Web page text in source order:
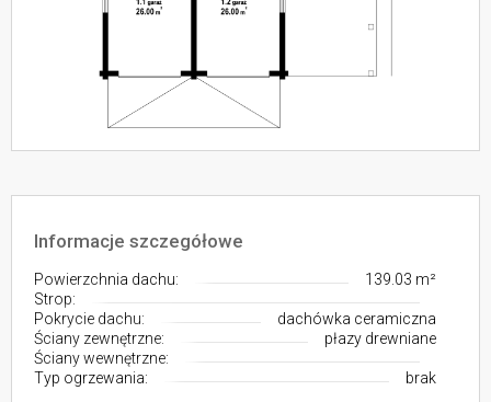
Informacje szczegółowe
Powierzchnia dachu:
139.03 m²
Strop:
Pokrycie dachu:
dachówka ceramiczna
Ściany zewnętrzne:
płazy drewniane
Ściany wewnętrzne:
Typ ogrzewania:
brak